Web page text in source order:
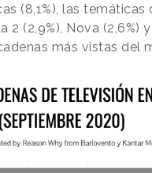
(8,1%), las temáticas
2 (2,9%), Nova (2,6%)
más vistas del